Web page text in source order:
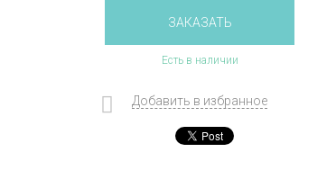
ЗАКАЗАТЬ
Есть в наличии
Добавить в избранное